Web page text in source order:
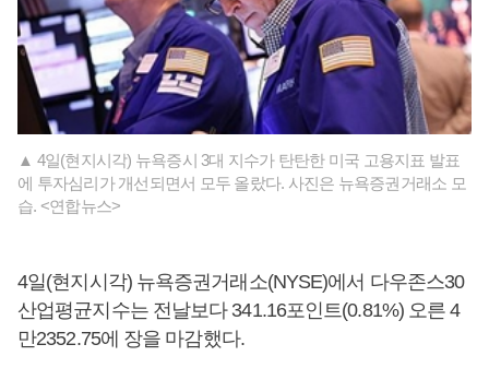
▲ 4일(현지시각) 뉴욕증시 3대 지수가 탄탄한 미국 고용지표 발표
에 투자심리가 개선되면서 모두 올랐다. 사진은 뉴욕증권거래소 모
습. <연합뉴스>
4일(현지시각) 뉴욕증권거래소(NYSE)에서 다우존스30
산업평균지수는 전날보다 341.16포인트(0.81%) 오른 4
만2352.75에 장을 마감했다.